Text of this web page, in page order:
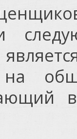
на